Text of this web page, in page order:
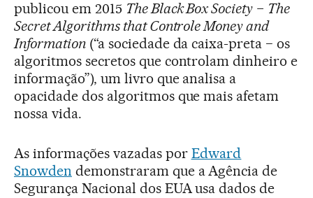
publicou em 2015 The Black Box Society ­− The
Secret Algorithms that Controle Money and
Information(“a sociedade da caixa-preta − os
algoritmos secretos que controlam dinheiro e
informação”), um livro que analisa a
opacidade dos algoritmos que mais afetam
nossa vida.
As informações vazadas por Edward
Snowden demonstraram que a Agência de
Segurança Nacional dos EUA usa dados de